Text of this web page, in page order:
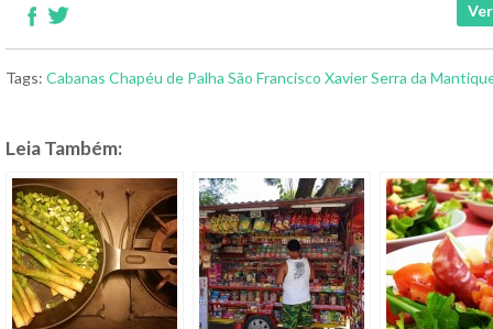
Tags: Cabanas Chapéu de Palha São Francisco XavierSerra da
Leia Também: